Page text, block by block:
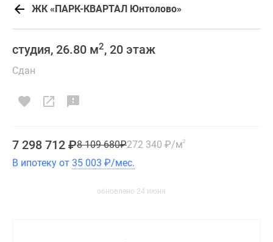
ЖК «ПАРК-КВАРТАЛ Юнтолово»
студия, 26.80 м2, 20 этаж
Сдан
7 298 712 ₽8 109 680₽272 340 ₽/м2
В ипотеку от 35 003 ₽/мес.
обновлено 24 июня